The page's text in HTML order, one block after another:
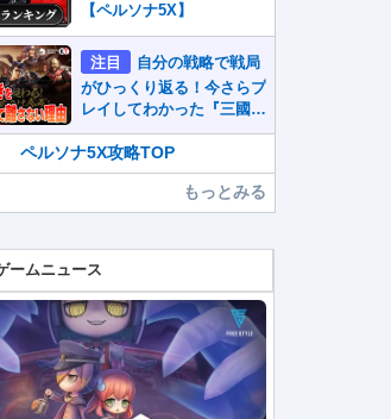
【ペルソナ5X】
注目
自分の戦略で戦局
がひっくり返る！今さらプ
レイしてわかった『三國志
真戦』が本格SLG好きを
魅了して離さないワケ
ペルソナ5X攻略TOP
もっとみる
ームニュース